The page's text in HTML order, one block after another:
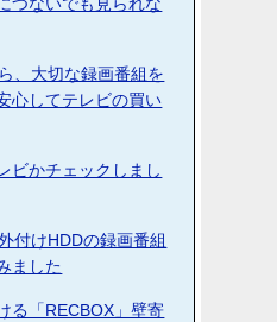
つないでも見られな
、大切な録画番組を
心してテレビの買い
ビかチェックしまし
付けHDDの録画番組
ました
る「RECBOX」壁寄